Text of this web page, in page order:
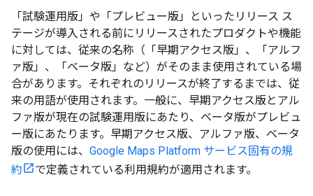
「試験運用版」や「プレビュー版」といったリリース ス
テージが導入される前にリリースされたプロダクトや機能
に対しては、従来の名称（「早期アクセス版」、「アルフ
ァ版」、「ベータ版」など）がそのまま使用されている場
合があります。それぞれのリリースが終了するまでは、従
来の用語が使用されます。一般に、早期アクセス版とアル
ファ版が現在の試験運用版にあたり、ベータ版がプレビュ
ー版にあたります。早期アクセス版、アルファ版、ベータ
版の使用には、 Google Maps Platform サービス固有の規
約
で定義されている利用規約が適用されます。